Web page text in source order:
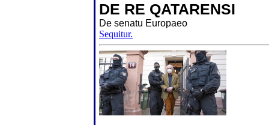
DE RE QATARENSI
De senatu Europaeo
Sequitur.